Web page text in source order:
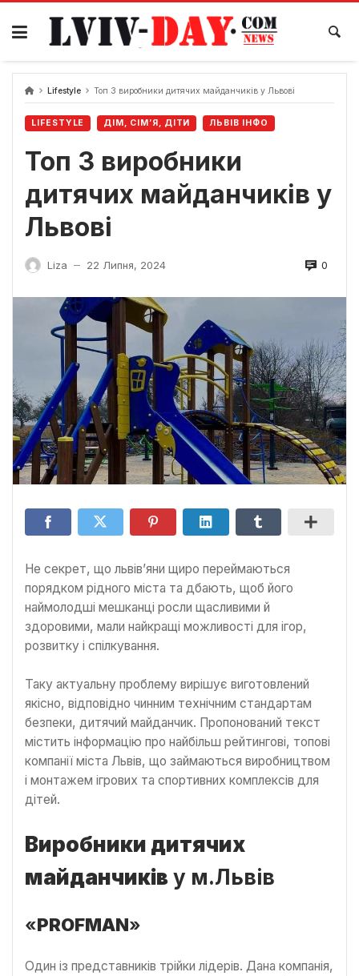
Skip
content
Lifestyle Топ 3 виробники дитячих майданчиків у Львові
LIFESTYLE ДІМ, СІМ’Я, ДІТИ ЛЬВІВ ІНФО
Топ 3 виробники
дитячих майданчиків у
Львові
Liza — 22 Липня, 2024 0
Не секрет, що львів’яни щиро переймаються
порядком рідного міста та дбають, щоб його
наймолодші мешканці росли щасливими й
здоровими, мали найкращі можливості для ігор,
розвитку і спілкування.
Таку актуальну проблему вирішує виготовлений
якісно, відповідно чинним технічним стандартам
безпеки, дитячий майданчик. Пропонований текст
містить інформацію про найбільш рейтингові, топові
компанії міста Львів, що займаються виробництвом
і монтажем ігрових та спортивних комплексів для
дітей.
Виробники дитячих
майданчиківу м.Львів
«PROFMAN»
Один із представників трійки лідерів. Дана компанія,